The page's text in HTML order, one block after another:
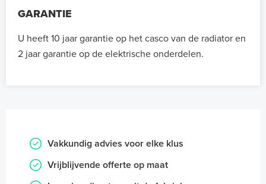
GARANTIE
U heeft 10 jaar garantie op het casco van de radiator en
2 jaar garantie op de elektrische onderdelen.
Vakkundig advies voor elke klus
Vrijblijvende offerte op maat